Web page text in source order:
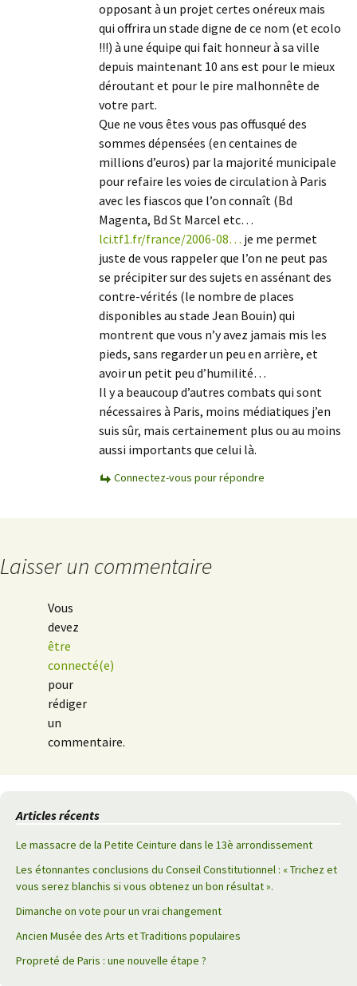
opposant à un projet certes onéreux mais
qui offrira un stade digne de ce nom (et ecolo
!!!) à une équipe qui fait honneur à sa ville
depuis maintenant 10 ans est pour le mieux
déroutant et pour le pire malhonnête de
votre part.
Que ne vous êtes vous pas offusqué des
sommes dépensées (en centaines de
millions d’euros) par la majorité municipale
pour refaire les voies de circulation à Paris
avec les fiascos que l’on connaît (Bd
Magenta, Bd St Marcel etc…
lci.tf1.fr/france/2006-08… je me permet
juste de vous rappeler que l’on ne peut pas
se précipiter sur des sujets en assénant des
contre-vérités (le nombre de places
disponibles au stade Jean Bouin) qui
montrent que vous n’y avez jamais mis les
pieds, sans regarder un peu en arrière, et
avoir un petit peu d’humilité…
Il y a beaucoup d’autres combats qui sont
nécessaires à Paris, moins médiatiques j’en
suis sûr, mais certainement plus ou au moins
aussi importants que celui là.
Connectez-vous pour répondre
Laisser un commentaire
Vous
devez
être
connecté(e)
pour
rédiger
un
commentaire.
Articles récents
Le massacre de la Petite Ceinture dans le 13è arrondissement
Les étonnantes conclusions du Conseil Constitutionnel : « Trichez et
vous serez blanchis si vous obtenez un bon résultat ».
Dimanche on vote pour un vrai changement
Ancien Musée des Arts et Traditions populaires
Propreté de Paris : une nouvelle étape ?